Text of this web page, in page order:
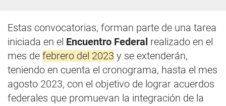
Estas convocatorias, forman parte de una tarea
iniciada en el Encuentro Federal realizado en el
mes de febrero del 2023 y se extenderán,
teniendo en cuenta el cronograma, hasta el mes
agosto 2023, con el objetivo de lograr acuerdos
federales que promuevan la integración de la